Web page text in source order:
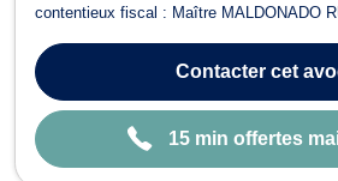
contentieux fiscal : Maître MALDONADO
prise en charge rapide et efficace.Elle
des professionnels de l’immobi...
Contactercet
15 min offertes